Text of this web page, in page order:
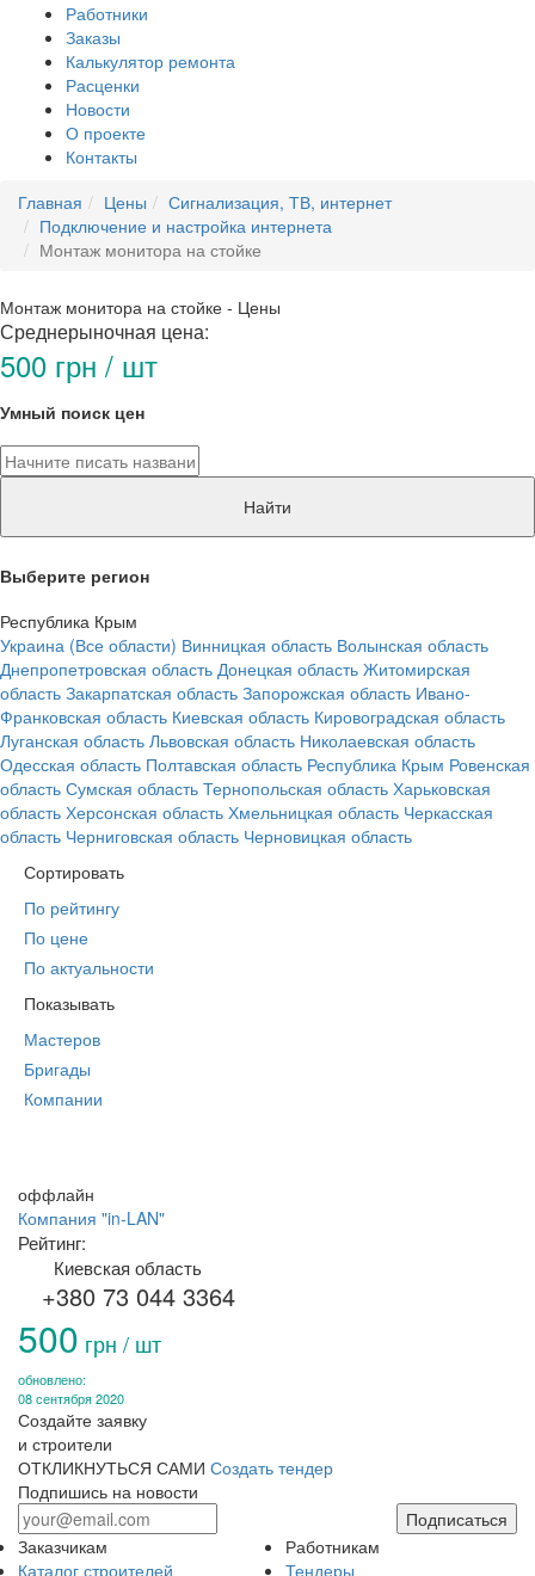
Работники
Заказы
Калькулятор ремонта
Расценки
Новости
О проекте
Контакты
Главная
Цены
Сигнализация, ТВ, интернет
Подключение и настройка интернета
Монтаж монитора на стойке
Монтаж монитора на стойке - Цены
Среднерыночная цена:
500 грн / шт
Умный поиск цен
Найти
Выберите регион
Республика Крым
Украина (Все области) Винницкая область Волынская область
Днепропетровская область Донецкая область Житомирская
область Закарпатская область Запорожская область Ивано-
Франковская область Киевская область Кировоградская область
Луганская область Львовская область Николаевская область
Одесская область Полтавская область Республика Крым Ровенская
область Сумская область Тернопольская область Харьковская
область Херсонская область Хмельницкая область Черкасская
область Черниговская область Черновицкая область
Сортировать
По рейтингу
По цене
По актуальности
Показывать
Мастеров
Бригады
Компании
оффлайн
Компания "in-LAN"
Рейтинг:
Киевская область
+380 73 044 3364
500 грн / шт
обновлено:
08 сентября 2020
Создайте заявку
и строители
ОТКЛИКНУТЬСЯ САМИ Создать тендер
Подпишись на новости
Подписаться
Заказчикам
Каталог строителей
Работникам
Тендеры